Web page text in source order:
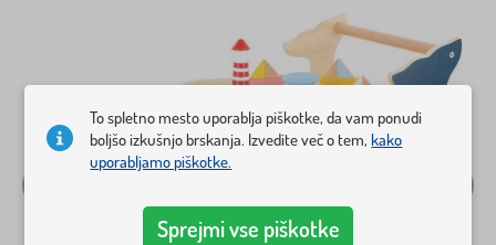
To spletno mesto uporablja piškotke, da vam ponudi
boljšo izkušnjo brskanja. Izvedite več o tem,kako
uporabljamo piškotke.
Sprejmi vse piškotke